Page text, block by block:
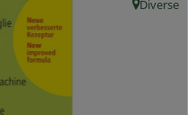
, Herkunft:
Diverse